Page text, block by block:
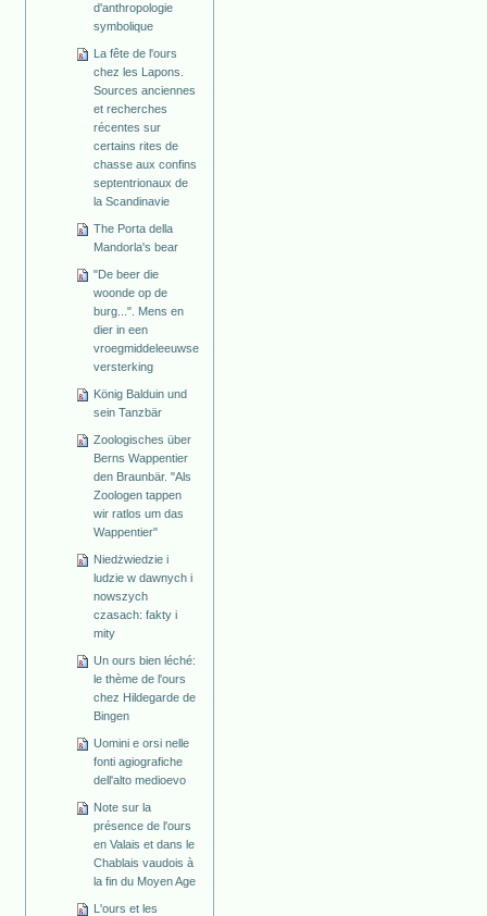
d'anthropologie
symbolique
La fête de l'ours
chez les Lapons.
Sources anciennes
et recherches
récentes sur
certains rites de
chasse aux confins
septentrionaux de
la Scandinavie
The Porta della
Mandorla's bear
"De beer die
woonde op de
burg...". Mens en
dier in een
vroegmiddeleeuwse
versterking
König Balduin und
sein Tanzbär
Zoologisches über
Berns Wappentier
den Braunbär. "Als
Zoologen tappen
wir ratlos um das
Wappentier"
Niedżwiedzie i
ludzie w dawnych i
nowszych
czasach: fakty i
mity
Un ours bien léché:
le thème de l'ours
chez Hildegarde de
Bingen
Uomini e orsi nelle
fonti agiografiche
dell'alto medioevo
Note sur la
présence de l'ours
en Valais et dans le
Chablais vaudois à
la fin du Moyen Age
L'ours et les